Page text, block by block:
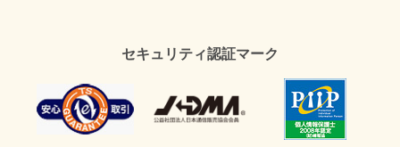
セキュリティ認証マーク